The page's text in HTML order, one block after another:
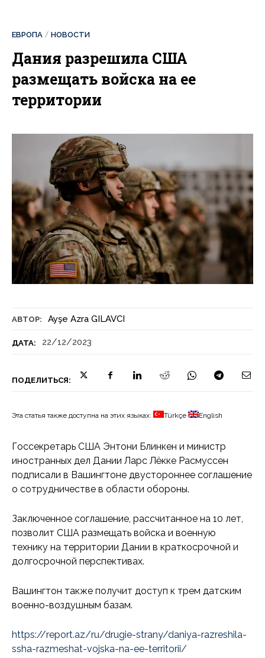
АВТОР: Ayşe Azra GILAVCI
ДАТА: 22/12/2023
ПОДЕЛИТЬСЯ:
ЕВРОПА НОВОСТИ
Дания разрешила США
размещать войска на ее
территории
Эта статья также доступна на этих языках: Türkçe English
Госсекретарь США Энтони Блинкен и министр
иностранных дел Дании Ларс Лёкке Расмуссен
подписали в Вашингтоне двустороннее соглашение
о сотрудничестве в области обороны.
Заключенное соглашение, рассчитанное на 10 лет,
позволит США размещать войска и военную
технику на территории Дании в краткосрочной и
долгосрочной перспективах.
Вашингтон также получит доступ к трем датским
военно-воздушным базам.
https://report.az/ru/drugie-strany/daniya-razreshila-
ssha-razmeshat-vojska-na-ee-territorii/